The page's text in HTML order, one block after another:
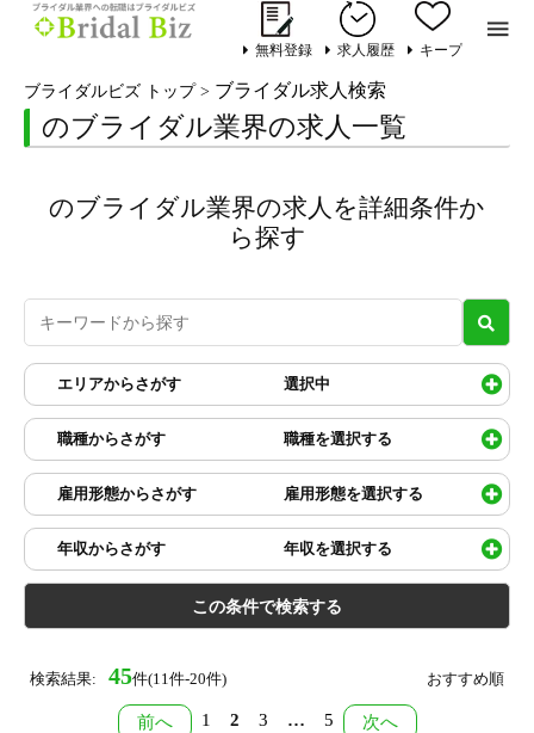

無料登録 求人履歴 キープ
ブライダルビズ トップ> ブライダル求人検索
のブライダル業界の求人一覧
のブライダル業界の求人を詳細条件か
ら探す
エリアからさがす 選択中
職種からさがす 職種を選択する
雇用形態からさがす 雇用形態を選択する
年収からさがす 年収を選択する
検索結果: 45件(11件-20件) おすすめ順
前へ 1 2 3 … 5 次へ